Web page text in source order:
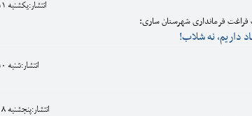
انتشار:يکشنبه 11 مهر 1395-6:42
فرمانداری شهرستان ساری:
داریم، نه شلاب!
انتشار:شنبه 10 مهر 1395-8:56
انتشار:پنجشنبه 8 مهر 1395-10:43